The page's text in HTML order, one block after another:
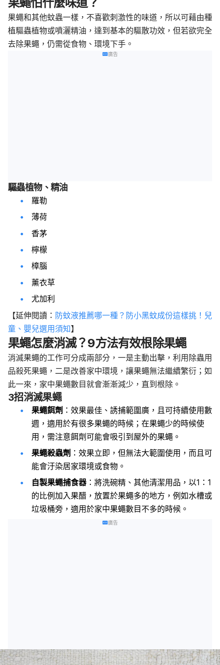
果蠅怕什麼味道？
果蠅和其他蚊蟲一樣，不喜歡刺激性的味道，所以可藉由種
植驅蟲植物或噴灑精油，達到基本的驅散功效，但若欲完全
去除果蠅，仍需從食物、環境下手。
廣告
驅蟲植物、精油
羅勒
薄荷
香茅
檸檬
樟腦
薰衣草
尤加利
【延伸閱讀： 防蚊液推薦哪一種？防小黑蚊成份這樣挑！兒
童、嬰兒選用須知】
果蠅怎麼消滅？9方法有效根除果蠅
消滅果蠅的工作可分成兩部分，一是主動出擊，利用除蟲用
品殺死果蠅，二是改善家中環境，讓果蠅無法繼續繁衍；如
此一來，家中果蠅數目就會漸漸減少，直到根除。
3招消滅果蠅
果蠅餌劑 ：效果最佳、誘捕範圍廣，且可持續使用數
週，適用於有很多果蠅的時候；在果蠅少的時候使
用，需注意餌劑可能會吸引到屋外的果蠅。
果蠅殺蟲劑 ：效果立即，但無法大範圍使用，而且可
能會汙染居家環境或食物。
自製果蠅捕食器 ：將洗碗精、其他清潔用品，以1：1
的比例加入果醋，放置於果蠅多的地方，例如水槽或
垃圾桶旁，適用於家中果蠅數目不多的時候。
廣告